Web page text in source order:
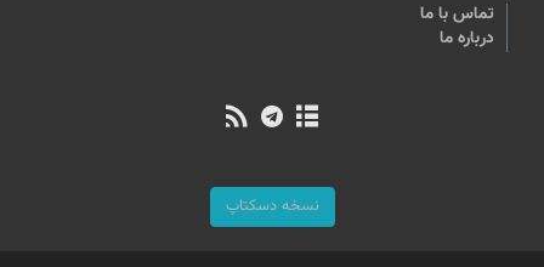
تماس با ما
درباره ما
نسخه دسکتاپ